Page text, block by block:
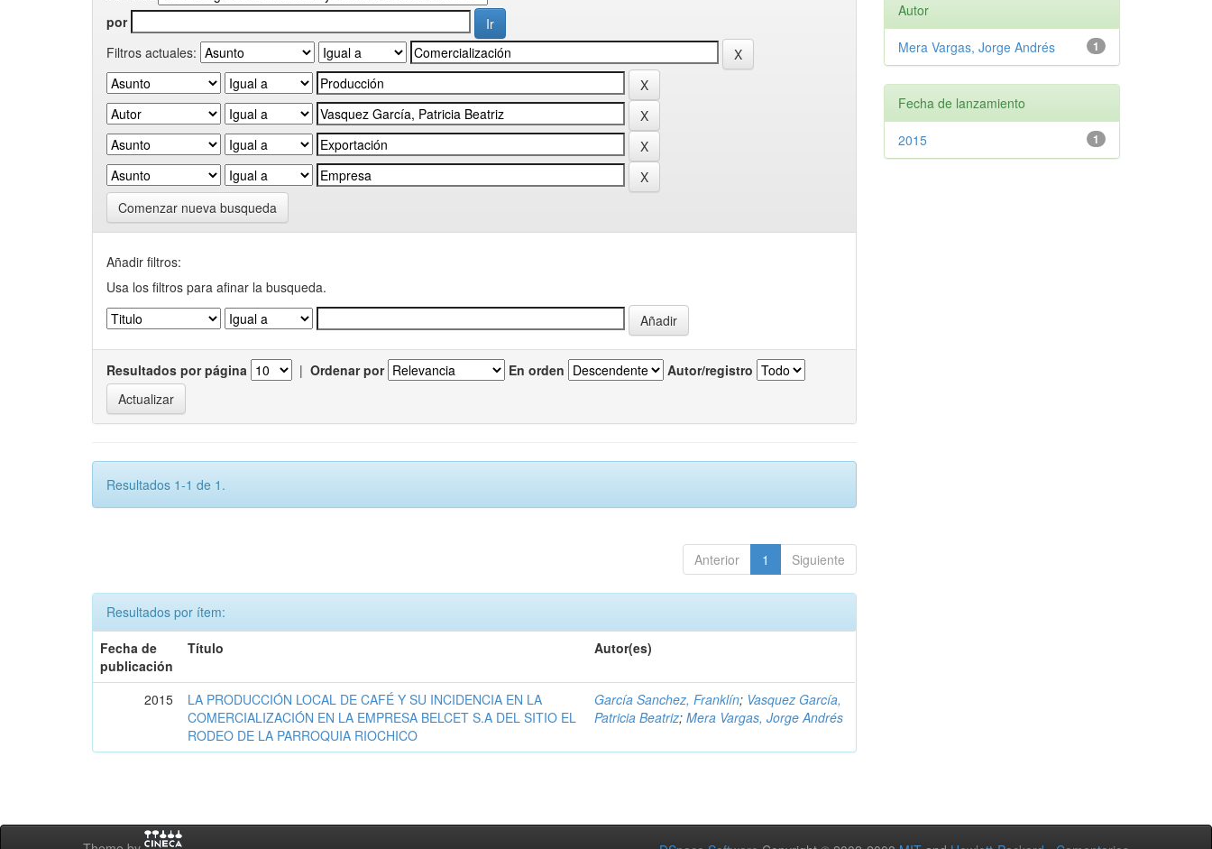
por
Filtros actuales:
Comenzar nueva busqueda
Añadir filtros:
Usa los filtros para afinar la busqueda.
Resultados por página | Ordenar por En orden Autor/registro
Resultados 1-1 de 1.
Anterior 1 Siguiente
Resultados por ítem:
Fecha de
publicación
Título Autor(es)
2015
LA PRODUCCIÓN LOCAL DE CAFÉ Y SU INCIDENCIA EN LA
COMERCIALIZACIÓN EN LA EMPRESA BELCET S.A DEL SITIO EL
RODEO DE LA PARROQUIA RIOCHICO
García Sanchez, Franklín; Vasquez García,
Patricia Beatriz;Mera Vargas, Jorge Andrés
Autor
1
Mera Vargas, Jorge Andrés
Fecha de lanzamiento
1
2015